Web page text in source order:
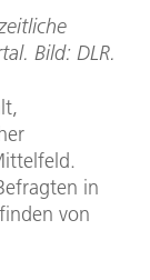
Bild: DLR.
in
von